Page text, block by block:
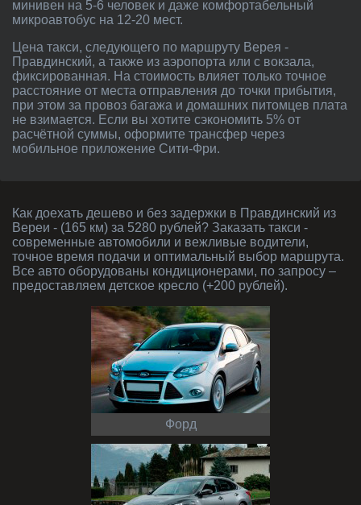
минивен на 5-6 человек и даже комфортабельный
микроавтобус на 12-20 мест.
Цена такси, следующего по маршруту Верея -
Правдинский, а также из аэропорта или с вокзала,
фиксированная. На стоимость влияет только точное
расстояние от места отправления до точки прибытия,
при этом за провоз багажа и домашних питомцев плата
не взимается. Если вы хотите сэкономить 5% от
расчётной суммы, оформите трансфер через
мобильное приложение Сити-Фри.
Как доехать дешево и без задержки в Правдинский из
Вереи - (165 км) за 5280 рублей? Заказать такси -
современные автомобили и вежливые водители,
точное время подачи и оптимальный выбор маршрута.
Все авто оборудованы кондиционерами, по запросу –
предоставляем детское кресло (+200 рублей).
Форд